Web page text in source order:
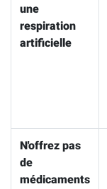
une
respiration
artificielle
N'offrez pas
de
médicaments